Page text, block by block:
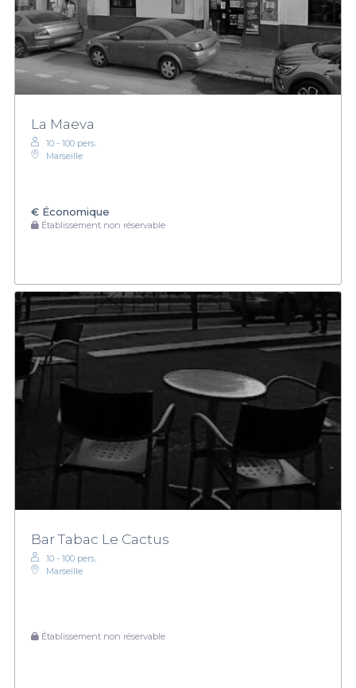
La Maeva
10 - 100 pers.
Marseille
€ Économique
Établissement non réservable
Bar Tabac Le Cactus
10 - 100 pers.
Marseille
Établissement non réservable